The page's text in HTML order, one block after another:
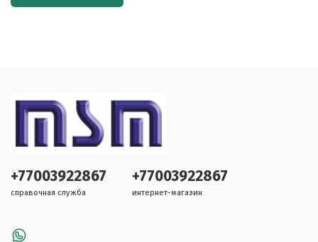
+77003922867
справочная служба
+77003922867
интернет-магазин